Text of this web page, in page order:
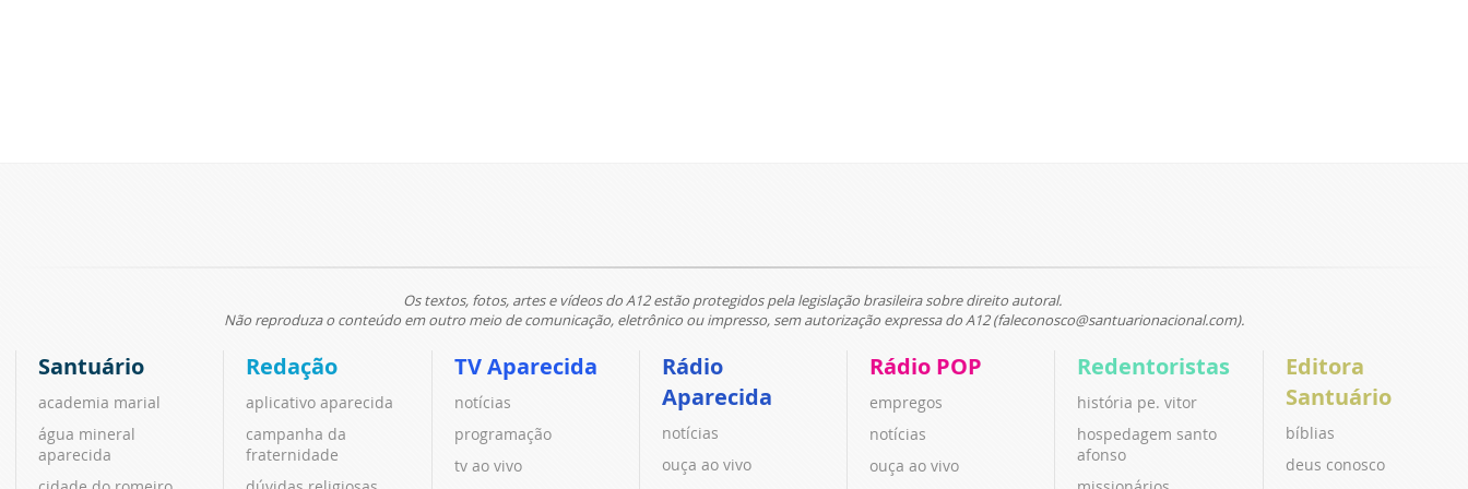
Os textos, fotos, artes e vídeos do A12 estão protegidos pela legislação brasileira sobre direito autoral.
Não reproduza o conteúdo em outro meio de comunicação, eletrônico ou impresso, sem autorização expressa do A12 (faleconosco@santuarionacional.com).
Santuário
academia marial
água mineral
aparecida
Redação
aplicativo aparecida
campanha da
fraternidade
TV Aparecida
notícias
programação
tv ao vivo
Rádio
Aparecida
notícias
ouça ao vivo
Rádio POP
empregos
notícias
ouça ao vivo
Redentoristas
história pe. vitor
hospedagem santo
afonso
Editora
Santuário
bíblias
deus conosco